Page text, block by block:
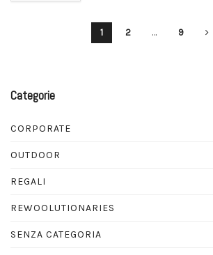
1 2 … 9
Categorie
CORPORATE
OUTDOOR
REGALI
REWOOLUTIONARIES
SENZA CATEGORIA